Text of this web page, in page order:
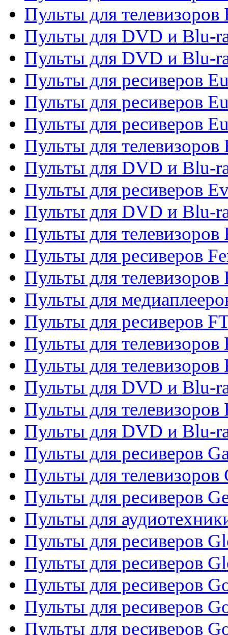
Пульты для телевизоров
Пульты для DVD и Blu-
Пульты для DVD и Blu-
Пульты для ресиверов
Пульты для ресиверов
Пульты для ресиверов
Пульты для телевизоров
Пульты для DVD и Blu-
Пульты для ресиверов
Пульты для DVD и Blu-
Пульты для телевизоров
Пульты для ресиверов
Пульты для
Пульты для
Пульты для ресиверов
Пульты для телевизоров
Пульты для телевизоров
Пульты для DVD и Blu-
Пульты для телевизоров
Пульты для DVD и Blu-
Пульты для ресиверов
Пульты для телевизоров
Пульты для ресиверов
Пульты для
Пульты для ресиверов
Пульты для ресиверов
Пульты для ресиверов
Пульты для ресиверов
Пульты для ресиверов